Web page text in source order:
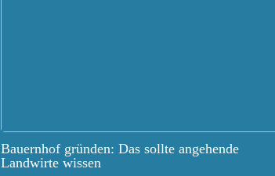
Bauernhof gründen: Das sollte angehende
Landwirte wissen